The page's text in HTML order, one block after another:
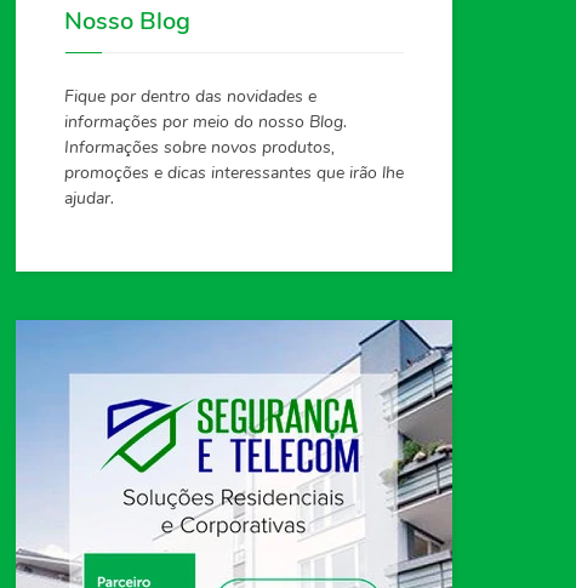
Nosso Blog
Fique por dentro das novidades e
informações por meio do nosso Blog.
Informações sobre novos produtos,
promoções e dicas interessantes que irão lhe
ajudar.